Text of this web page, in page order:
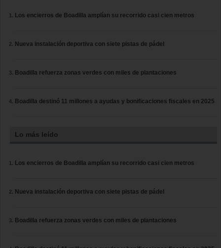
Los encierros de Boadilla amplían su recorrido casi cien metros
Nueva instalación deportiva con siete pistas de pádel
Boadilla refuerza zonas verdes con miles de plantaciones
Boadilla destinó 11 millones a ayudas y bonificaciones fiscales en 2025
Lo más leído
Los encierros de Boadilla amplían su recorrido casi cien metros
Nueva instalación deportiva con siete pistas de pádel
Boadilla refuerza zonas verdes con miles de plantaciones